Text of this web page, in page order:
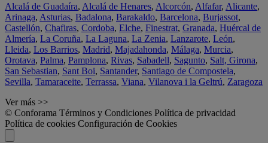
Alcalá de Guadaíra, Alcalá de Henares, Alcorcón, Alfafar, Alicante,
Arinaga, Asturias, Badalona, Barakaldo, Barcelona, Burjassot,
Castellón, Chafiras, Cordoba, Elche, Finestrat, Granada, Huércal de
Almería, La Coruña, La Laguna, La Zenia, Lanzarote, León,
Lleida, Los Barrios, Madrid, Majadahonda, Málaga, Murcia,
Orotava, Palma, Pamplona, Rivas, Sabadell, Sagunto, Salt, Girona,
San Sebastian, Sant Boi, Santander, Santiago de Compostela,
Sevilla, Tamaraceite, Terrassa, Viana, Vilanova i la Geltrú, Zaragoza
Ver más >>
© Conforama Términos y Condiciones Política de privacidad
Política de cookies Configuración de Cookies